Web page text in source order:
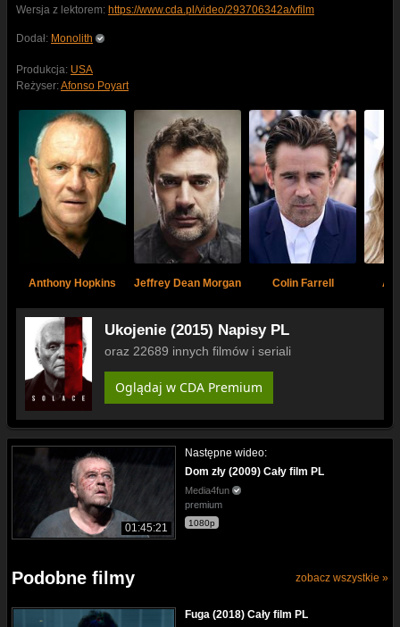
Wersja z lektorem: https://www.cda.pl/video/293706342a/vfilm
Dodał: Monolith
Produkcja: USA
Reżyser:Afonso Poyart
Anthony Hopkins Jeffrey Dean Morgan Colin Farrell
Ukojenie (2015) Napisy PL
oraz 22689 innych filmów i seriali
Oglądaj w CDA Premium
01:45:21
Następne wideo:
Dom zły (2009) Cały film PL
Media4fun
premium
1080p
Podobne filmy zobacz wszystkie »
Fuga (2018) Cały film PL